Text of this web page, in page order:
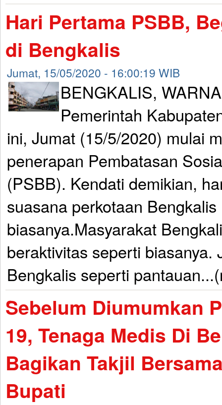
Hari Pertama PSBB,
di Bengkalis
Jumat, 15/05/2020 - 16:00:19 WIB
BENGKALIS,
Pemerintah
ini, Jumat (15/5/2020) mulai
penerapan Pembatasan
(PSBB). Kendati demikian,
suasana perkotaan
biasanya.Masyarakat
beraktivitas seperti biasanya.
Bengkalis seperti
Sebelum Diumumkan
19, Tenaga Medis Di
Bagikan Takjil
Bupati